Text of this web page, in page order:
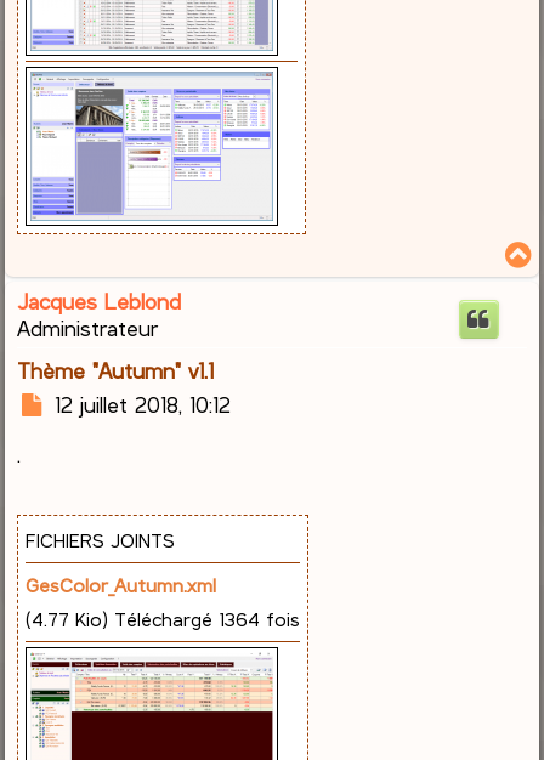
Jacques Leblond
Administrateur
Thème "Autumn" v1.1
M
a
g
e
12 juillet 2018, 10:12
.
FICHIERS JOINTS
GesColor_Autumn.xml
(4.77 Kio) Téléchargé 1364 fois